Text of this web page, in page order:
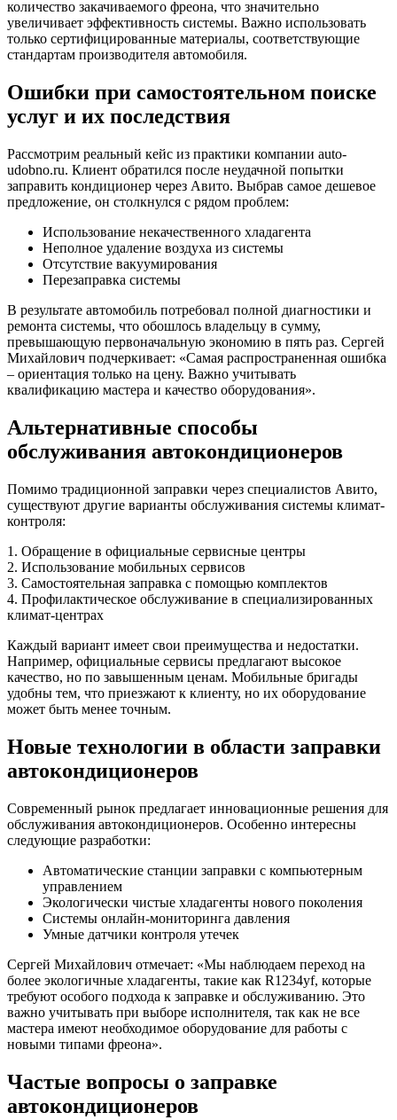
количество закачиваемого фреона, что значительно
увеличивает эффективность системы. Важно использовать
только сертифицированные материалы, соответствующие
стандартам производителя автомобиля.
Ошибки при самостоятельном поиске
услуг и их последствия
Рассмотрим реальный кейс из практики компании auto-
udobno.ru. Клиент обратился после неудачной попытки
заправить кондиционер через Авито. Выбрав самое дешевое
предложение, он столкнулся с рядом проблем:
Использование некачественного хладагента
Неполное удаление воздуха из системы
Отсутствие вакуумирования
Перезаправка системы
В результате автомобиль потребовал полной диагностики и
ремонта системы, что обошлось владельцу в сумму,
превышающую первоначальную экономию в пять раз. Сергей
Михайлович подчеркивает: «Самая распространенная ошибка
– ориентация только на цену. Важно учитывать
квалификацию мастера и качество оборудования».
Альтернативные способы
обслуживания автокондиционеров
Помимо традиционной заправки через специалистов Авито,
существуют другие варианты обслуживания системы климат-
контроля:
1. Обращение в официальные сервисные центры
2. Использование мобильных сервисов
3. Самостоятельная заправка с помощью комплектов
4. Профилактическое обслуживание в специализированных
климат-центрах
Каждый вариант имеет свои преимущества и недостатки.
Например, официальные сервисы предлагают высокое
качество, но по завышенным ценам. Мобильные бригады
удобны тем, что приезжают к клиенту, но их оборудование
может быть менее точным.
Новые технологии в области заправки
автокондиционеров
Современный рынок предлагает инновационные решения для
обслуживания автокондиционеров. Особенно интересны
следующие разработки:
Автоматические станции заправки с компьютерным
управлением
Экологически чистые хладагенты нового поколения
Системы онлайн-мониторинга давления
Умные датчики контроля утечек
Сергей Михайлович отмечает: «Мы наблюдаем переход на
более экологичные хладагенты, такие как R1234yf, которые
требуют особого подхода к заправке и обслуживанию. Это
важно учитывать при выборе исполнителя, так как не все
мастера имеют необходимое оборудование для работы с
новыми типами фреона».
Частые вопросы о заправке
автокондиционеров